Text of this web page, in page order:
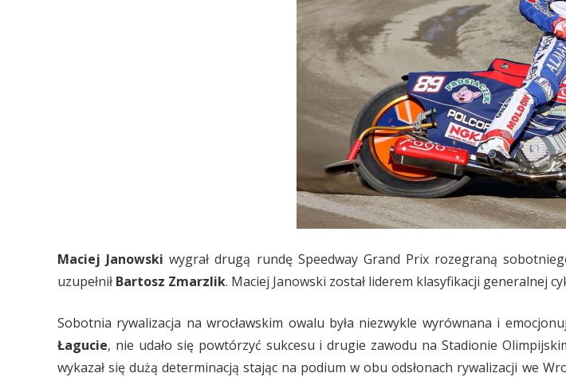
Maciej Janowski wygrał drugą rundę Speedway Grand Prix rozegraną
uzupełnił Bartosz Zmarzlik. Maciej Janowski został liderem klasyfikacji generalnej
Sobotnia rywalizacja na wrocławskim owalu była niezwykle wyrównana i
Łagucie, nie udało się powtórzyć sukcesu i drugie zawodu na Stadionie
wykazał się dużą determinacją stając na podium w obu odsłonach rywalizacji we